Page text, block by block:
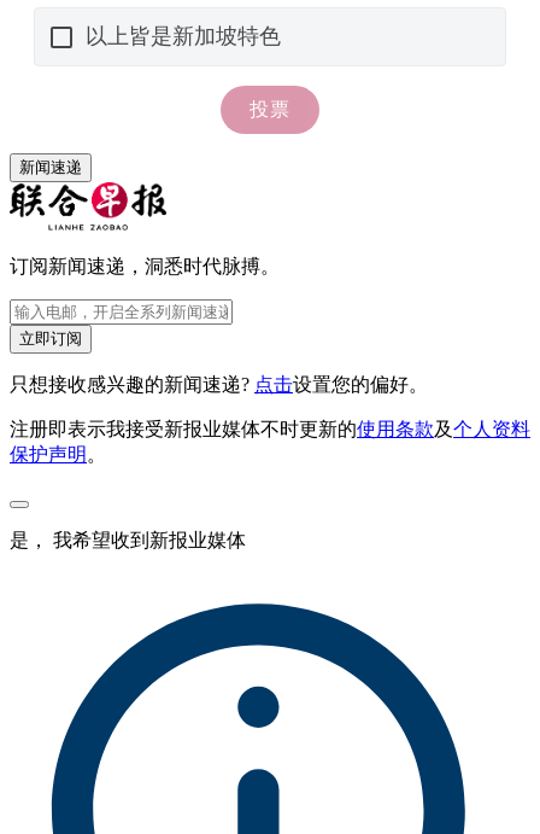
新闻速递
订阅新闻速递，洞悉时代脉搏。
立即订阅
只想接收感兴趣的新闻速递? 点击设置您的偏好。
注册即表示我接受新报业媒体不时更新的使用条款及个人资料
保护声明 。
是， 我希望收到新报业媒体